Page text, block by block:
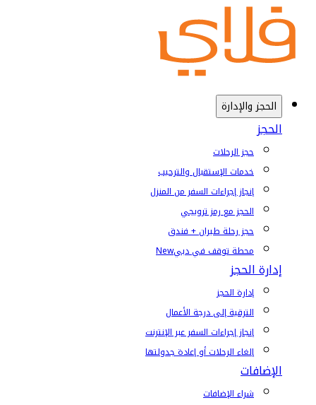
الحجز والإدارة
الحجز
حجز الرحلات
خدمات الإستقبال والترحيب
إنجاز إجراءات السفر من المنزل
الحجز مع رمز ترويجي
حجز رحلة طيران + فندق
محطة توقف في دبيNew
إدارة الحجز
إدارة الحجز
الترقية إلى درجة الأعمال
إنجاز إجراءات السفر عبر الإنترنت
إلغاء الرحلات أو إعادة جدولتها
الإضافات
شراء الإضافات